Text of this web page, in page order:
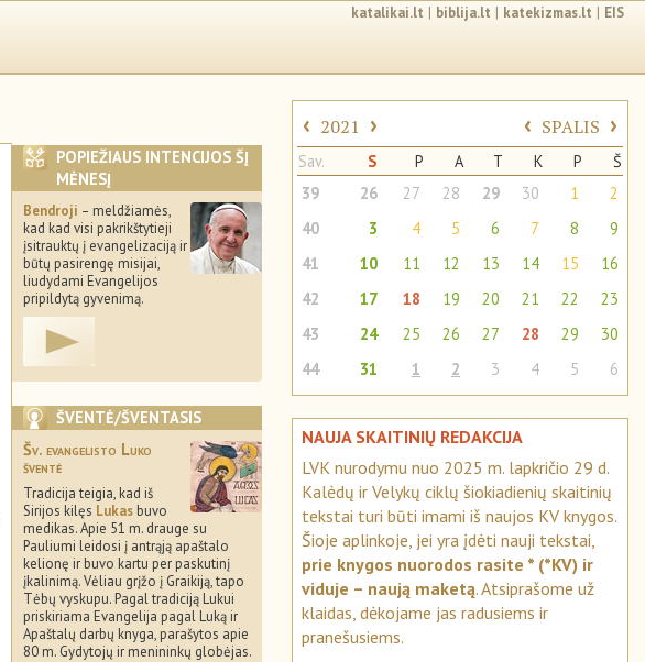
katalikai.lt | biblija.lt | katekizmas.lt | EIS
POPIEŽIAUS INTENCIJOS ŠĮ
MĖNESĮ
Bendroji – meldžiamės,
kad kad visi pakrikštytieji
įsitrauktų į evangelizaciją ir
būtų pasirengę misijai,
liudydami Evangelijos
pripildytą gyvenimą.
ŠVENTĖ/ŠVENTASIS
Šv. evangelisto Luko
šventė
Tradicija teigia, kad iš
Sirijos kilęs Lukas buvo
medikas. Apie 51 m. drauge su
Pauliumi leidosi į antrąją apaštalo
kelionę ir buvo kartu per paskutinį
įkalinimą. Vėliau grįžo į Graikiją, tapo
Tėbų vyskupu. Pagal tradiciją Lukui
priskiriama Evangelija pagal Luką ir
Apaštalų darbų knyga, parašytos apie
80 m. Gydytojų ir menininkų globėjas.
‹ 2021 › ‹ SPALIS ›
Sav. S P A T K P
Š
39
26 27 28 29 30 1
2
40
3 4 5 6 7 8
9
41
10 11 12 13 14 15
16
42
17 18 19 20 21 22
23
43
24 25 26 27 28 29
30
44
31 1 2 3 4 5 6
NAUJA SKAITINIŲ REDAKCIJA
LVK nurodymu nuo 2025 m. lapkričio 29 d.
Kalėdų ir Velykų ciklų šiokiadienių skaitinių
tekstai turi būti imami iš naujos KV knygos.
Šioje aplinkoje, jei yra įdėti nauji tekstai,
prie knygos nuorodos rasite * (*KV) ir
viduje – naują maketą. Atsiprašome už
klaidas, dėkojame jas radusiems ir
pranešusiems.